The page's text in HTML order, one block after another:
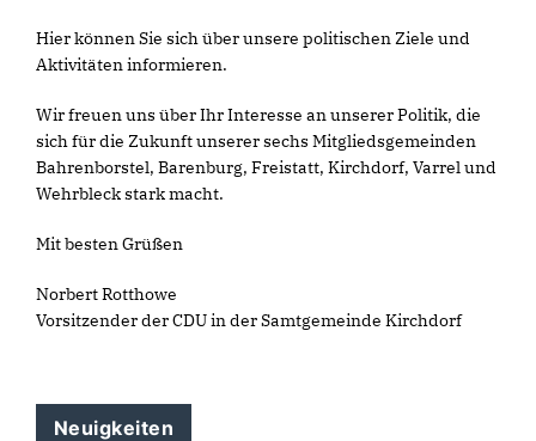
Hier können Sie sich über unsere politischen Ziele und
Aktivitäten informieren.
Wir freuen uns über Ihr Interesse an unserer Politik, die
sich für die Zukunft unserer sechs Mitgliedsgemeinden
Bahrenborstel, Barenburg, Freistatt, Kirchdorf, Varrel und
Wehrbleck stark macht.
Mit besten Grüßen
Norbert Rotthowe
Vorsitzender der CDU in der Samtgemeinde Kirchdorf
Neuigkeiten